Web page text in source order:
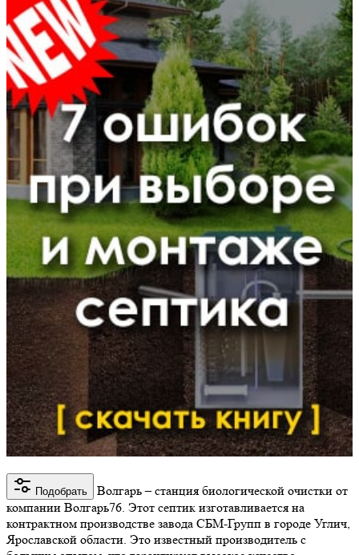
Подобрать
Волгарь – станция биологической очистки от
компании Волгарь76. Этот септик изготавливается на
контрактном производстве завода СБМ-Групп в городе Углич,
Ярославской области. Это известный производитель с